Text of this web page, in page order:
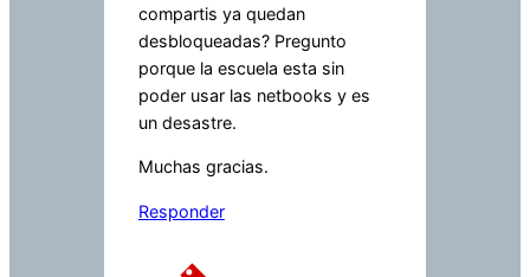
compartis ya quedan
desbloqueadas? Pregunto
porque la escuela esta sin
poder usar las netbooks y es
un desastre.
Muchas gracias.
Responder